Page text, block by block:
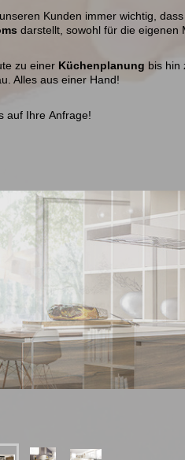
Kunden immer wichtig,
darstellt, sowohl für die eigenen
zu einer Küchenplanung bis hin
Alles aus einer Hand!
auf Ihre Anfrage!